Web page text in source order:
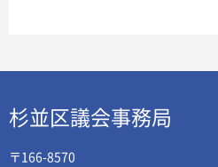
杉並区議会事務局
〒166-8570